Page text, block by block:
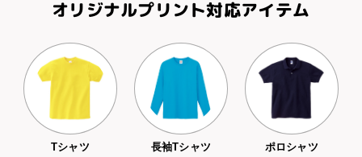
オリジナルプリント対応アイテム
Tシャツ 長袖Tシャツ ポロシャツ